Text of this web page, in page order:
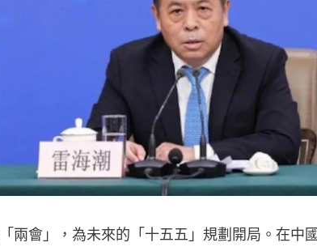
兩會」，為未來的「十五五」規劃開局。在中